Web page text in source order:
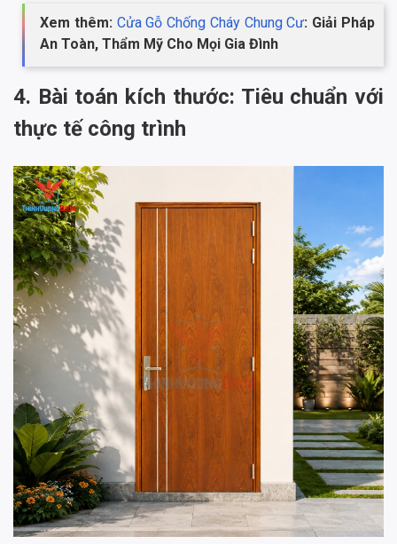
Xem thêm: Cửa Gỗ Chống Cháy Chung Cư: Giải Pháp
An Toàn, Thẩm Mỹ Cho Mọi Gia Đình
4. Bài toán kích thước: Tiêu chuẩn với
thực tế công trình